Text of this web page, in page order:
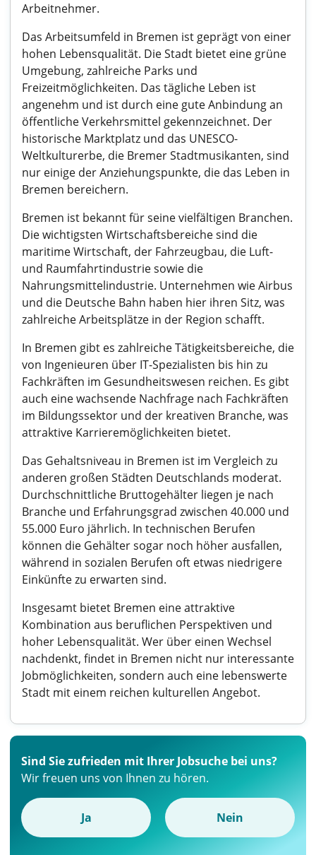
Arbeitnehmer.
Das Arbeitsumfeld in Bremen ist geprägt von einer
hohen Lebensqualität. Die Stadt bietet eine grüne
Umgebung, zahlreiche Parks und
Freizeitmöglichkeiten. Das tägliche Leben ist
angenehm und ist durch eine gute Anbindung an
öffentliche Verkehrsmittel gekennzeichnet. Der
historische Marktplatz und das UNESCO-
Weltkulturerbe, die Bremer Stadtmusikanten, sind
nur einige der Anziehungspunkte, die das Leben in
Bremen bereichern.
Bremen ist bekannt für seine vielfältigen Branchen.
Die wichtigsten Wirtschaftsbereiche sind die
maritime Wirtschaft, der Fahrzeugbau, die Luft-
und Raumfahrtindustrie sowie die
Nahrungsmittelindustrie. Unternehmen wie Airbus
und die Deutsche Bahn haben hier ihren Sitz, was
zahlreiche Arbeitsplätze in der Region schafft.
In Bremen gibt es zahlreiche Tätigkeitsbereiche, die
von Ingenieuren über IT-Spezialisten bis hin zu
Fachkräften im Gesundheitswesen reichen. Es gibt
auch eine wachsende Nachfrage nach Fachkräften
im Bildungssektor und der kreativen Branche, was
attraktive Karrieremöglichkeiten bietet.
Das Gehaltsniveau in Bremen ist im Vergleich zu
anderen großen Städten Deutschlands moderat.
Durchschnittliche Bruttogehälter liegen je nach
Branche und Erfahrungsgrad zwischen 40.000 und
55.000 Euro jährlich. In technischen Berufen
können die Gehälter sogar noch höher ausfallen,
während in sozialen Berufen oft etwas niedrigere
Einkünfte zu erwarten sind.
Insgesamt bietet Bremen eine attraktive
Kombination aus beruflichen Perspektiven und
hoher Lebensqualität. Wer über einen Wechsel
nachdenkt, findet in Bremen nicht nur interessante
Jobmöglichkeiten, sondern auch eine lebenswerte
Stadt mit einem reichen kulturellen Angebot.
Sind Sie zufrieden mit Ihrer Jobsuche bei uns?
Wir freuen uns von Ihnen zu hören.
Ja Nein